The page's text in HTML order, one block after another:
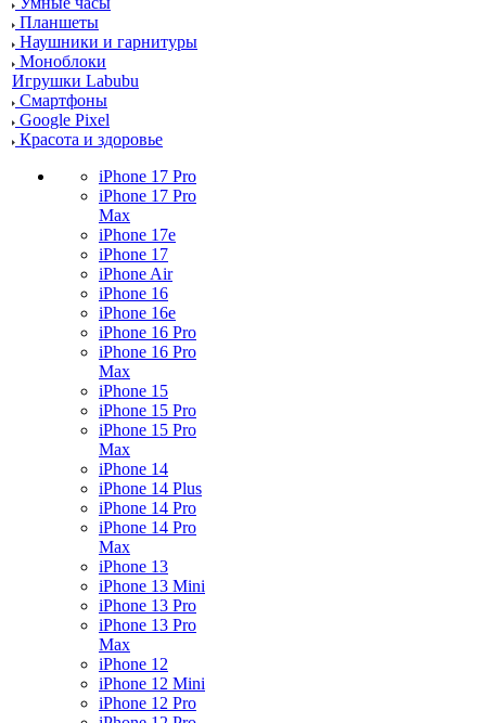
Планшеты
Наушники и гарнитуры
Моноблоки
Игрушки Labubu
Смартфоны
Google Pixel
Красота и здоровье
iPhone 17 Pro
iPhone 17 Pro
Max
iPhone 17e
iPhone 17
iPhone Air
iPhone 16
iPhone 16e
iPhone 16 Pro
iPhone 16 Pro
Max
iPhone 15
iPhone 15 Pro
iPhone 15 Pro
Max
iPhone 14
iPhone 14 Plus
iPhone 14 Pro
iPhone 14 Pro
Max
iPhone 13
iPhone 13 Mini
iPhone 13 Pro
iPhone 13 Pro
Max
iPhone 12
iPhone 12 Mini
iPhone 12 Pro